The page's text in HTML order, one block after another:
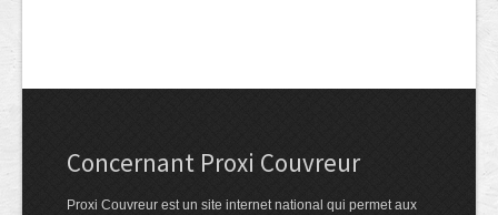
Concernant Proxi Couvreur
Proxi Couvreur est un site internet national qui permet aux